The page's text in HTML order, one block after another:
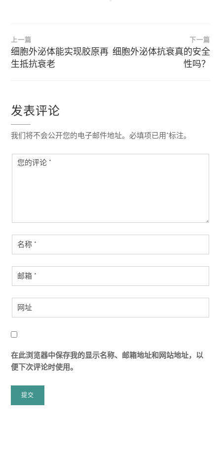
文
章
上一篇
细胞外泌体能实现胶原再
生抵抗衰老
下一篇
细胞外泌体抗衰真的安全
性吗？
发表评论
我们将不会公开您的电子邮件地址。必填项已用*标注。
在此浏览器中保存我的显示名称、邮箱地址和网站地址，以
便下次评论时使用。